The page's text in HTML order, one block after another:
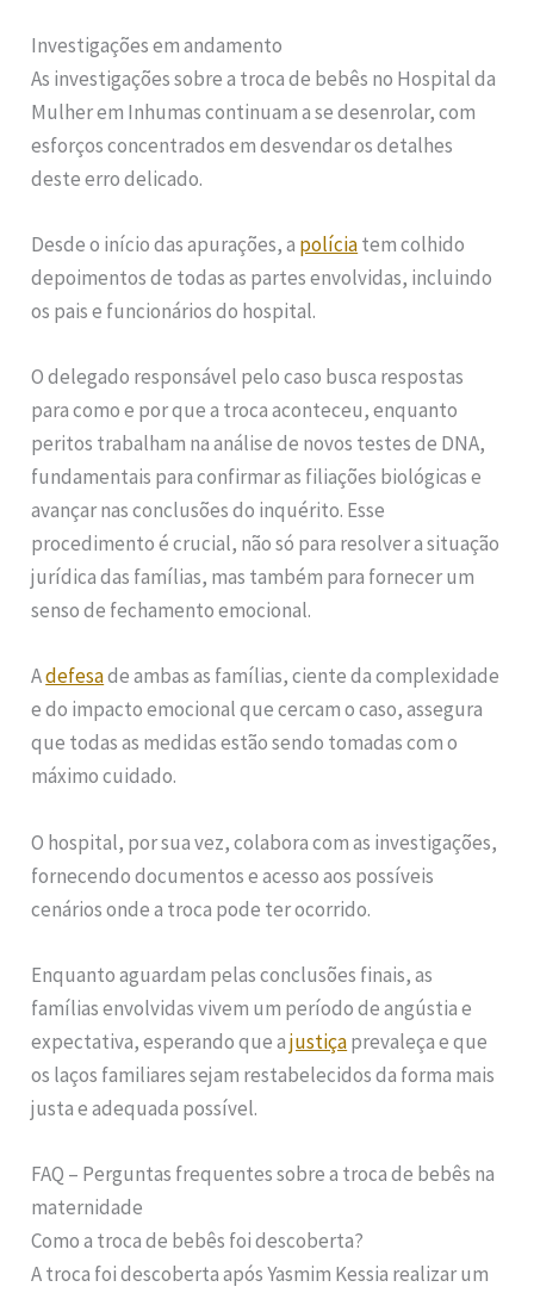
Investigações em andamento
As investigações sobre a troca de bebês no Hospital da
Mulher em Inhumas continuam a se desenrolar, com
esforços concentrados em desvendar os detalhes
deste erro delicado.
Desde o início das apurações, a políciatem colhido
depoimentos de todas as partes envolvidas, incluindo
os pais e funcionários do hospital.
O delegado responsável pelo caso busca respostas
para como e por que a troca aconteceu, enquanto
peritos trabalham na análise de novos testes de DNA,
fundamentais para confirmar as filiações biológicas e
avançar nas conclusões do inquérito. Esse
procedimento é crucial, não só para resolver a situação
jurídica das famílias, mas também para fornecer um
senso de fechamento emocional.
Adefesade ambas as famílias, ciente da complexidade
e do impacto emocional que cercam o caso, assegura
que todas as medidas estão sendo tomadas com o
máximo cuidado.
O hospital, por sua vez, colabora com as investigações,
fornecendo documentos e acesso aos possíveis
cenários onde a troca pode ter ocorrido.
Enquanto aguardam pelas conclusões finais, as
famílias envolvidas vivem um período de angústia e
expectativa, esperando que ajustiçaprevaleça e que
os laços familiares sejam restabelecidos da forma mais
justa e adequada possível.
FAQ – Perguntas frequentes sobre a troca de bebês na
maternidade
Como a troca de bebês foi descoberta?
A troca foi descoberta após Yasmim Kessia realizar um